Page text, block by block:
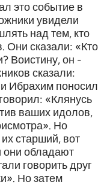
это событие в
увидели
над тем, кто
Они сказали: «Кто
Воистину, он -
сказали:
Ибрахим поносил
«Клянусь
ваших идолов,
Но
старший, вот
они обладают
говорить друг
Но затем